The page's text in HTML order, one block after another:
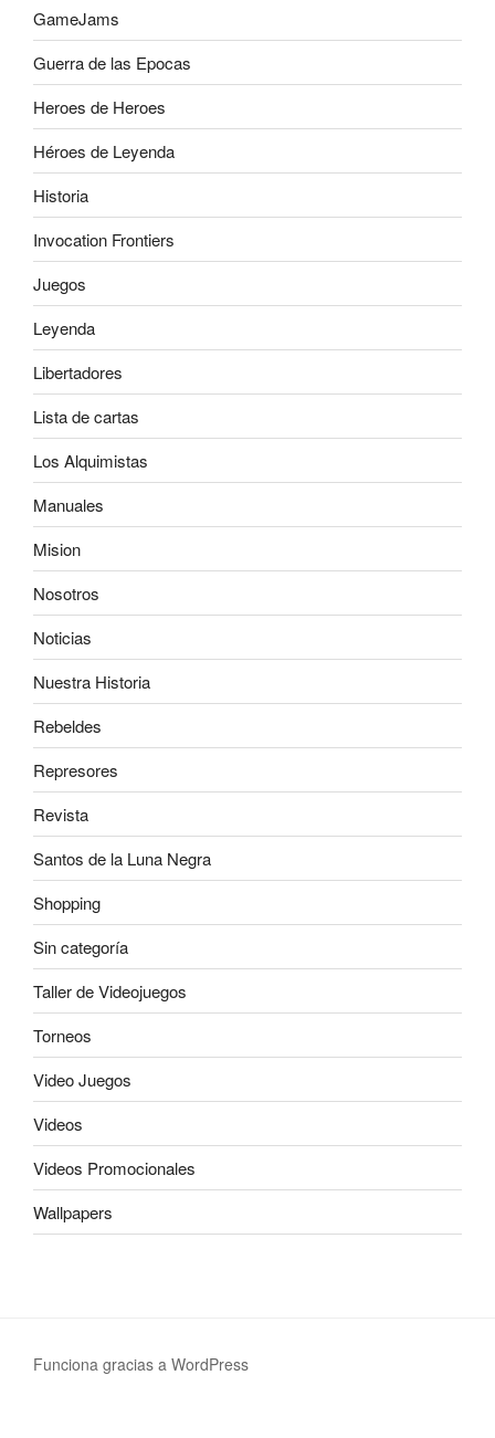
GameJams
Guerra de las Epocas
Heroes de Heroes
Héroes de Leyenda
Historia
Invocation Frontiers
Juegos
Leyenda
Libertadores
Lista de cartas
Los Alquimistas
Manuales
Mision
Nosotros
Noticias
Nuestra Historia
Rebeldes
Represores
Revista
Santos de la Luna Negra
Shopping
Sin categoría
Taller de Videojuegos
Torneos
Video Juegos
Videos
Videos Promocionales
Wallpapers
Funciona gracias a WordPress